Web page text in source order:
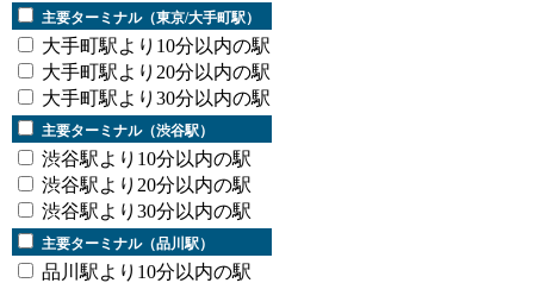
主要ターミナル（東京/大手町駅）
大手町駅より10分以内の駅
大手町駅より20分以内の駅
大手町駅より30分以内の駅
主要ターミナル（渋谷駅）
渋谷駅より10分以内の駅
渋谷駅より20分以内の駅
渋谷駅より30分以内の駅
主要ターミナル（品川駅）
品川駅より10分以内の駅